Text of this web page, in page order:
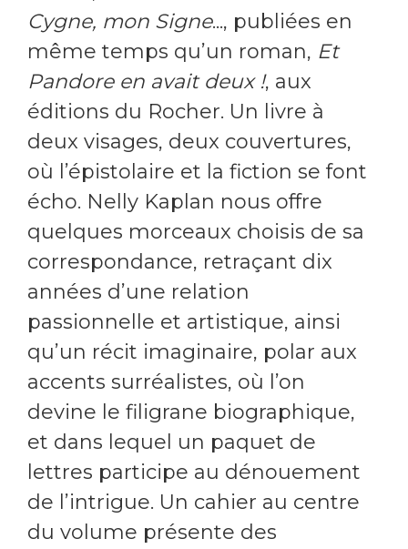
Cygne, mon Signe..., publiées en
même temps qu’un roman, Et
Pandore en avait deux !, aux
éditions du Rocher. Un livre à
deux visages, deux couvertures,
où l’épistolaire et la fiction se font
écho. Nelly Kaplan nous offre
quelques morceaux choisis de sa
correspondance, retraçant dix
années d’une relation
passionnelle et artistique, ainsi
qu’un récit imaginaire, polar aux
accents surréalistes, où l’on
devine le filigrane biographique,
et dans lequel un paquet de
lettres participe au dénouement
de l’intrigue. Un cahier au centre
du volume présente des